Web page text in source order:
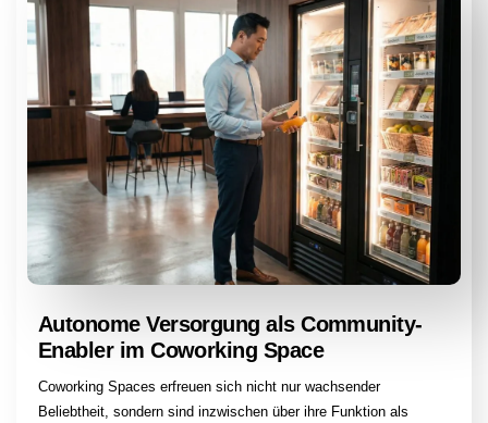
Autonome Versorgung als Community-
Enabler im Coworking Space
Coworking Spaces erfreuen sich nicht nur wachsender
Beliebtheit, sondern sind inzwischen über ihre Funktion als